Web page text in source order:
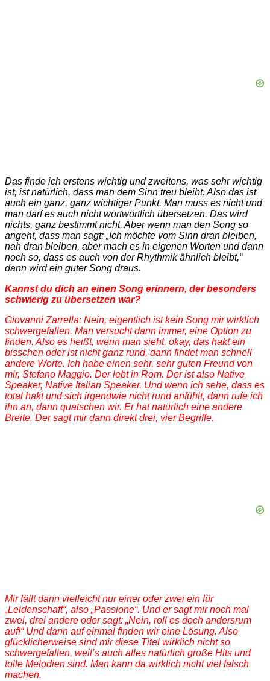
Das finde ich erstens wichtig und zweitens, was sehr wichtig
ist, ist natürlich, dass man dem Sinn treu bleibt. Also das ist
auch ein ganz, ganz wichtiger Punkt. Man muss es nicht und
man darf es auch nicht wortwörtlich übersetzen. Das wird
nichts, ganz bestimmt nicht. Aber wenn man den Song so
angeht, dass man sagt: „Ich möchte vom Sinn dran bleiben,
nah dran bleiben, aber mach es in eigenen Worten und dann
noch so, dass es auch von der Rhythmik ähnlich bleibt,“
dann wird ein guter Song draus.
Kannst du dich an einen Song erinnern, der besonders
schwierig zu übersetzen war?
Giovanni Zarrella: Nein, eigentlich ist kein Song mir wirklich
schwergefallen. Man versucht dann immer, eine Option zu
finden. Also es heißt, wenn man sieht, okay, das hakt ein
bisschen oder ist nicht ganz rund, dann findet man schnell
andere Worte. Ich habe einen sehr, sehr guten Freund von
mir, Stefano Maggio. Der lebt in Rom. Der ist also Native
Speaker, Native Italian Speaker. Und wenn ich sehe, dass es
total hakt und sich irgendwie nicht rund anfühlt, dann rufe ich
ihn an, dann quatschen wir. Er hat natürlich eine andere
Breite. Der sagt mir dann direkt drei, vier Begriffe.
Mir fällt dann vielleicht nur einer oder zwei ein für
„Leidenschaft“, also „Passione“. Und er sagt mir noch mal
zwei, drei andere oder sagt: „Nein, roll es doch andersrum
auf!“ Und dann auf einmal finden wir eine Lösung. Also
glücklicherweise sind mir diese Titel wirklich nicht so
schwergefallen, weil’s auch alles natürlich große Hits und
tolle Melodien sind. Man kann da wirklich nicht viel falsch
machen.